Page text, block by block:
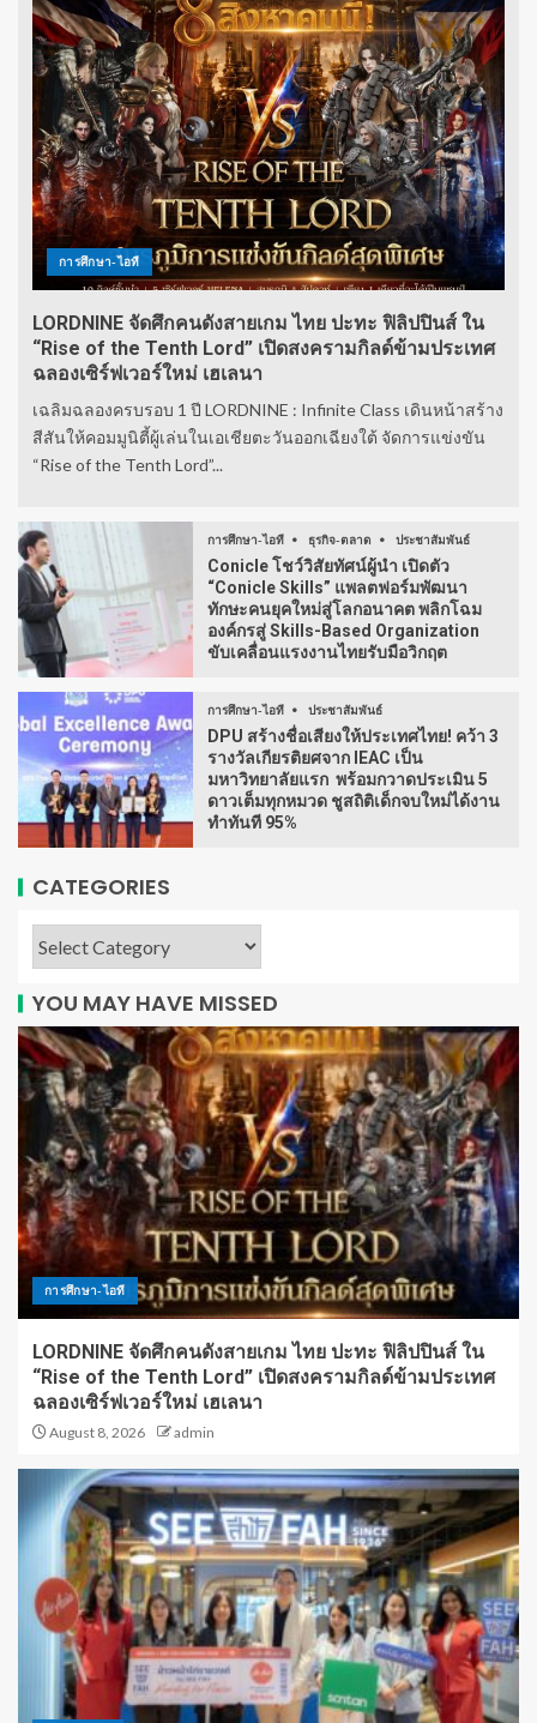
การศึกษา-ไอที
LORDNINE จัดศึกคนดังสายเกม ไทย ปะทะ ฟิลิปปินส์ ใน
“Rise of the Tenth Lord” เปิดสงครามกิลด์ข้ามประเทศ
ฉลองเซิร์ฟเวอร์ใหม่ เฮเลนา
เฉลิมฉลองครบรอบ 1 ปี LORDNINE : Infinite Class เดินหน้าสร้าง
สีสันให้คอมมูนิตี้ผู้เล่นในเอเชียตะวันออกเฉียงใต้ จัดการแข่งขัน
“Rise of the Tenth Lord”...
การศึกษา-ไอที ธุรกิจ-ตลาด ประชาสัมพันธ์
Conicle โชว์วิสัยทัศน์ผู้นำ เปิดตัว
“Conicle Skills” แพลตฟอร์มพัฒนา
ทักษะคนยุคใหม่สู่โลกอนาคต พลิกโฉม
องค์กรสู่ Skills-Based Organization
ขับเคลื่อนแรงงานไทยรับมือวิกฤต
การศึกษา-ไอที ประชาสัมพันธ์
DPU สร้างชื่อเสียงให้ประเทศไทย! คว้า 3
รางวัลเกียรติยศจาก IEAC เป็น
มหาวิทยาลัยแรก พร้อมกวาดประเมิน 5
ดาวเต็มทุกหมวด ชูสถิติเด็กจบใหม่ได้งาน
ทำทันที 95%
CATEGORIES
YOU MAY HAVE MISSED
การศึกษา-ไอที
LORDNINE จัดศึกคนดังสายเกม ไทย ปะทะ ฟิลิปปินส์ ใน
“Rise of the Tenth Lord” เปิดสงครามกิลด์ข้ามประเทศ
ฉลองเซิร์ฟเวอร์ใหม่ เฮเลนา
August 8, 2026 admin